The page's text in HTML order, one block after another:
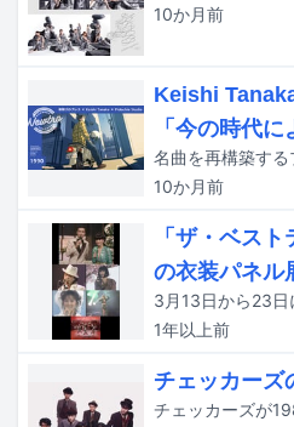
10か月前
Keishi
「今の時代に
10か月前
「ザ・ベス
の衣装パネル
1年以上前
チェッカーズ